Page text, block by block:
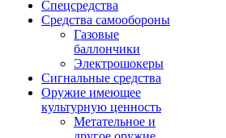
Спецсредства
Средства самообороны
Газовые
баллончики
Электрошокеры
Сигнальные средства
Оружие имеющее
культурную ценность
Метательное и